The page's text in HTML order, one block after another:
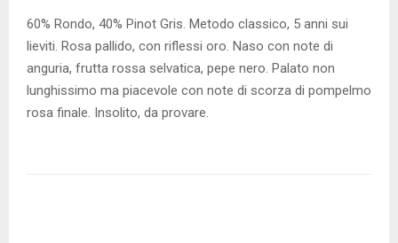
60% Rondo, 40% Pinot Gris. Metodo classico, 5 anni sui
lieviti. Rosa pallido, con riflessi oro. Naso con note di
anguria, frutta rossa selvatica, pepe nero. Palato non
lunghissimo ma piacevole con note di scorza di pompelmo
rosa finale. Insolito, da provare.